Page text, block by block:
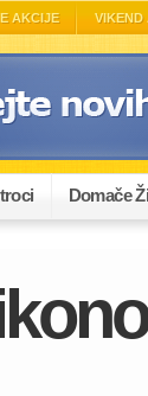
AKCIJE VIKEND
Domače